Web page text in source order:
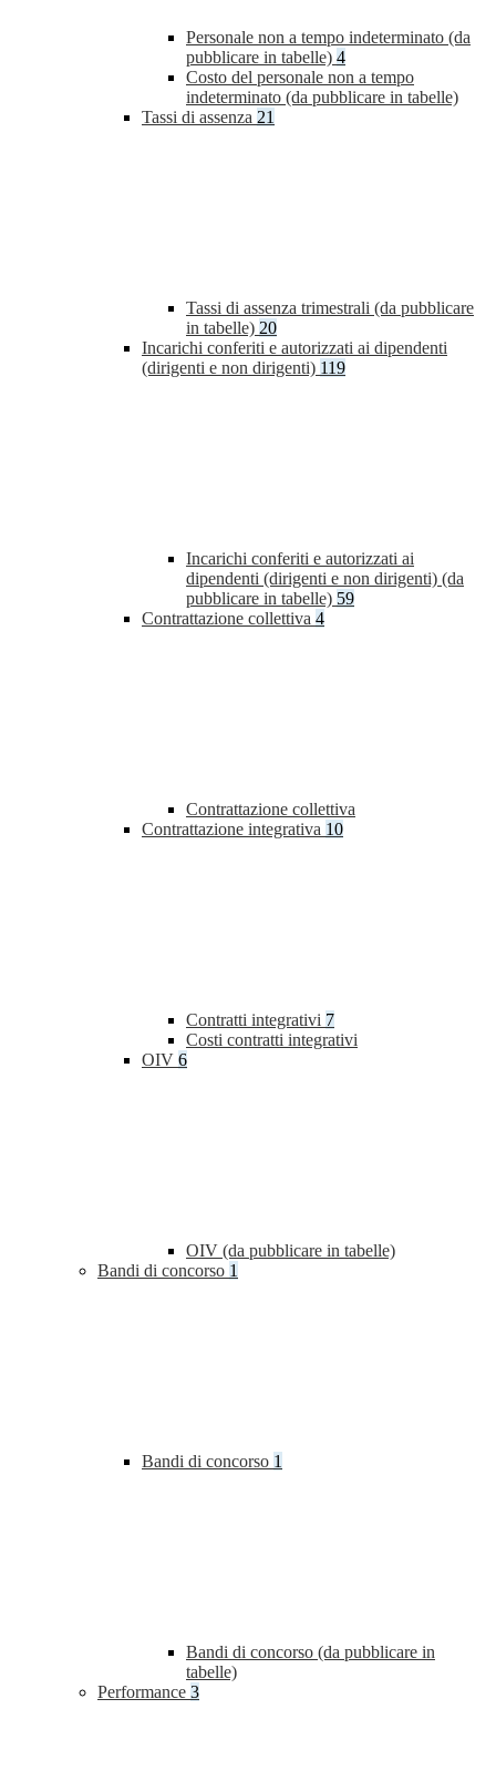
Personale non a tempo indeterminato (da
pubblicare in tabelle) 4
Costo del personale non a tempo
indeterminato (da pubblicare in tabelle)
Tassi di assenza 21
Tassi di assenza trimestrali (da pubblicare
in tabelle) 20
Incarichi conferiti e autorizzati ai dipendenti
(dirigenti e non dirigenti) 119
Incarichi conferiti e autorizzati ai
dipendenti (dirigenti e non dirigenti) (da
pubblicare in tabelle) 59
Contrattazione collettiva 4
Contrattazione collettiva
Contrattazione integrativa 10
Contratti integrativi 7
Costi contratti integrativi
OIV 6
OIV (da pubblicare in tabelle)
Bandi di concorso 1
Bandi di concorso 1
Bandi di concorso (da pubblicare in
tabelle)
Performance 3